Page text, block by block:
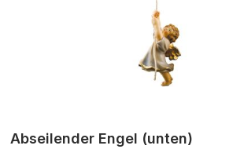
Abseilender Engel (unten)